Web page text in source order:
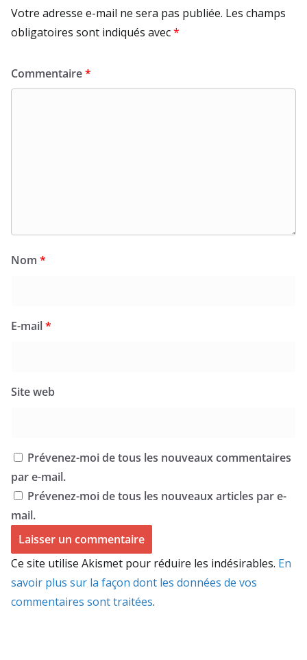
Votre adresse e-mail ne sera pas publiée. Les champs
obligatoires sont indiqués avec*
Commentaire*
Nom *
E-mail*
Site web
Prévenez-moi de tous les nouveaux commentaires
par e-mail.
Prévenez-moi de tous les nouveaux articles par e-
mail.
Ce site utilise Akismet pour réduire les indésirables. En
savoir plus sur la façon dont les données de vos
commentaires sont traitées.